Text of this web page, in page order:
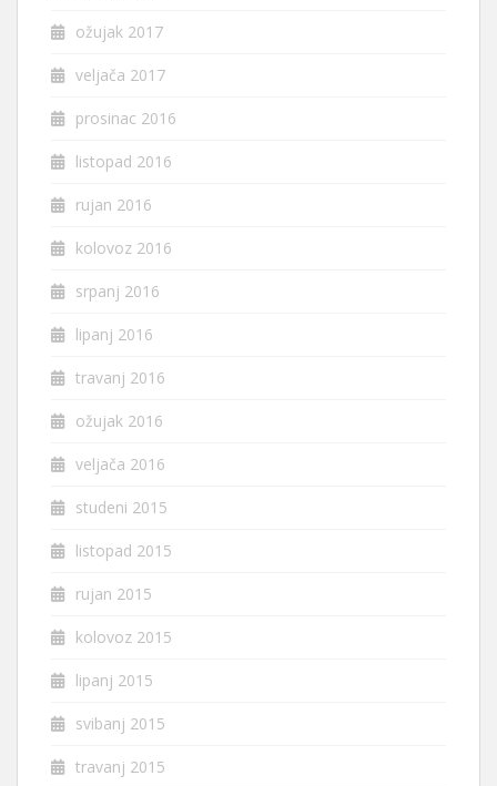
ožujak 2017
veljača 2017
prosinac 2016
listopad 2016
rujan 2016
kolovoz 2016
srpanj 2016
lipanj 2016
travanj 2016
ožujak 2016
veljača 2016
studeni 2015
listopad 2015
rujan 2015
kolovoz 2015
lipanj 2015
svibanj 2015
travanj 2015